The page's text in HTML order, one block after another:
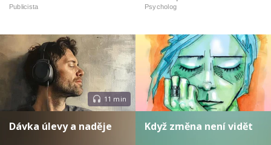
Publicista Psycholog
11 min
Dávka úlevy a naděje Když změna není vidět